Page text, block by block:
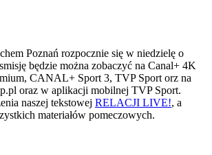
Poznań rozpocznie się w niedzielę o
będzie można zobaczyć na Canal+ 4K
CANAL+ Sport 3, TVP Sport orz na
oraz w aplikacji mobilnej TVP Sport.
naszej tekstowej RELACJI LIVE!, a
materiałów pomeczowych.